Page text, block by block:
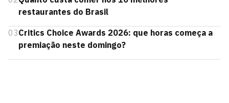
restaurantes do Brasil
03Critics Choice Awards 2026: que horas começa a
premiação neste domingo?